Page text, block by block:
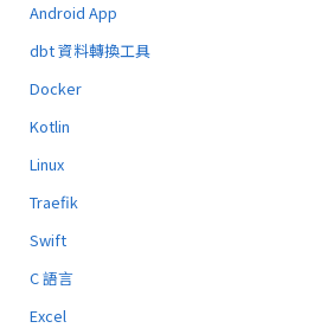
Android App
dbt 資料轉換工具
Docker
Kotlin
Linux
Traefik
Swift
C 語言
Excel